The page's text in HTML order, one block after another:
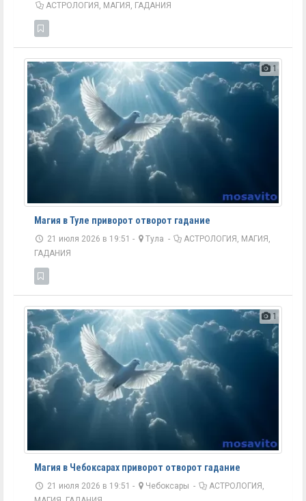
АСТРОЛОГИЯ, МАГИЯ, ГАДАНИЯ
1
Магия в Туле приворот отворот гадание
21 июля 2026 в 19:51 - Тула -
АСТРОЛОГИЯ, МАГИЯ,
ГАДАНИЯ
1
Магия в Чебоксарах приворот отворот гадание
21 июля 2026 в 19:51 - Чебоксары -
АСТРОЛОГИЯ,